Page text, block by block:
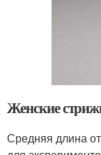
Женские
Средняя длина